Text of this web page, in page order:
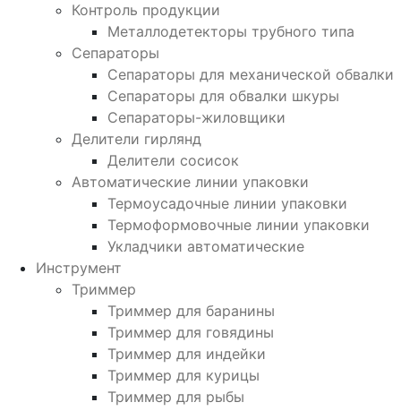
Контроль продукции
Металлодетекторы трубного типа
Сепараторы
Сепараторы для механической обвалки
Сепараторы для обвалки шкуры
Сепараторы-жиловщики
Делители гирлянд
Делители сосисок
Автоматические линии упаковки
Термоусадочные линии упаковки
Термоформовочные линии упаковки
Укладчики автоматические
Инструмент
Триммер
Триммер для баранины
Триммер для говядины
Триммер для индейки
Триммер для курицы
Триммер для рыбы